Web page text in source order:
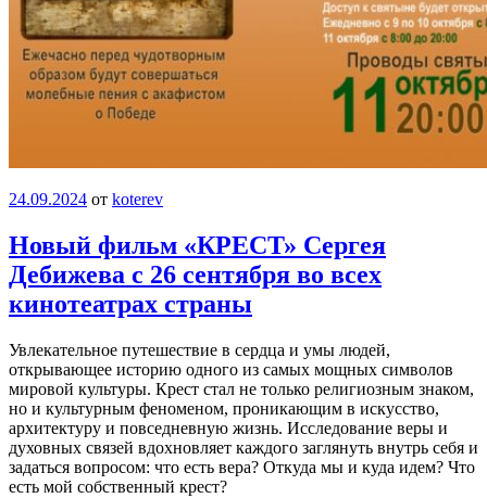
24.09.2024 от koterev
Новый фильм «КРЕСТ» Сергея
Дебижева с 26 сентября во всех
кинотеатрах страны
Увлекательное путешествие в сердца и умы людей,
открывающее историю одного из самых мощных символов
мировой культуры. Крест стал не только религиозным знаком,
но и культурным феноменом, проникающим в искусство,
архитектуру и повседневную жизнь. Исследование веры и
духовных связей вдохновляет каждого заглянуть внутрь себя и
задаться вопросом: что есть вера? Откуда мы и куда идем? Что
есть мой собственный крест?